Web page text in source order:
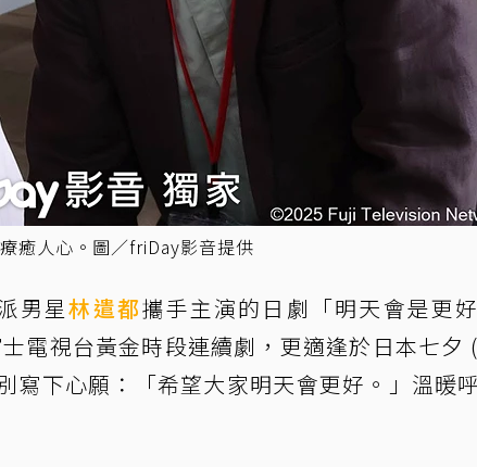
癒人心。圖／friDay影音提供
男星林遣都攜手主演的日劇「明天會是更
電視台黃金時段連續劇，更適逢於日本七夕
寫下心願：「希望大家明天會更好。」溫暖